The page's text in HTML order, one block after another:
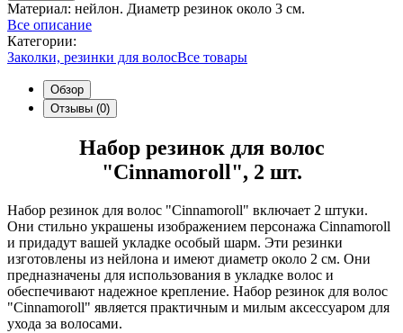
Материал: нейлон. Диаметр резинок около 3 см.
Все описание
Категории:
Заколки, резинки для волосВсе товары
Обзор
Отзывы (0)
Набор резинок для волос
"Cinnamoroll", 2 шт.
Набор резинок для волос "Cinnamoroll" включает 2 штуки.
Они стильно украшены изображением персонажа Cinnamoroll
и придадут вашей укладке особый шарм. Эти резинки
изготовлены из нейлона и имеют диаметр около 2 см. Они
предназначены для использования в укладке волос и
обеспечивают надежное крепление. Набор резинок для волос
"Cinnamoroll" является практичным и милым аксессуаром для
ухода за волосами.